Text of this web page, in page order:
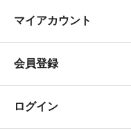
マイアカウント
会員登録
ログイン